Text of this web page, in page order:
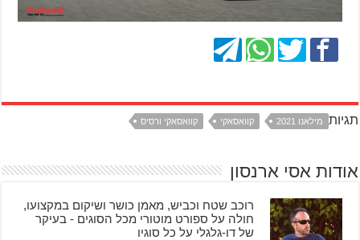
תגיות מילאנו 2021 קוואסאקי קוואסאקי ורסיס
אודות אסי ארנסון
רוכב שטח וכביש, מאמן כושר ושיקום במקצועו,
חולה על ספורט מוטורי מכל הסוגים - בעיקר
של דו-גלגלי על כל סוגיו